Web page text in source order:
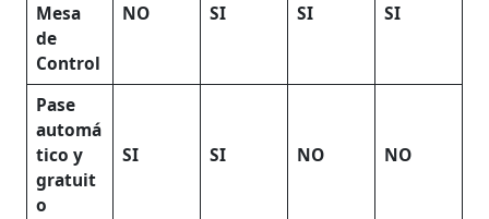
Mesa
de
Control
NO SI SI SI
Pase
automá
tico y
gratuit
o
SI SI NO NO